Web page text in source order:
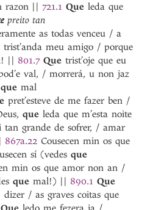
razon || 721.1 Que leda que
preito tan
as todas venceu / a
trist’anda meu amigo / porque
|| 801.7 Que trist’oje que eu
val, / morrerá, u non jaz
que mal
pret’esteve de me fazer ben /
que leda que m’esta noite
tan grande de sofrer, / amar
867a.22 Cousecen min os que
sí (vedesque
min os que amor non an /
que mal!) || 890.1 Que
/ as graves coitas que